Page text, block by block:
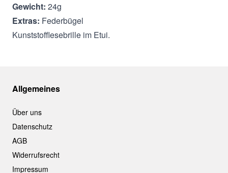
Gewicht: 24g
Extras: Federbügel
Kunststofflesebrille im Etui.
Allgemeines
Über uns
Datenschutz
AGB
Widerrufsrecht
Impressum